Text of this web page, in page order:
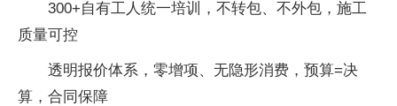
300+自有工人统一培训，不转包、不外包，施工
质量可控
透明报价体系，零增项、无隐形消费，预算=决
算，合同保障